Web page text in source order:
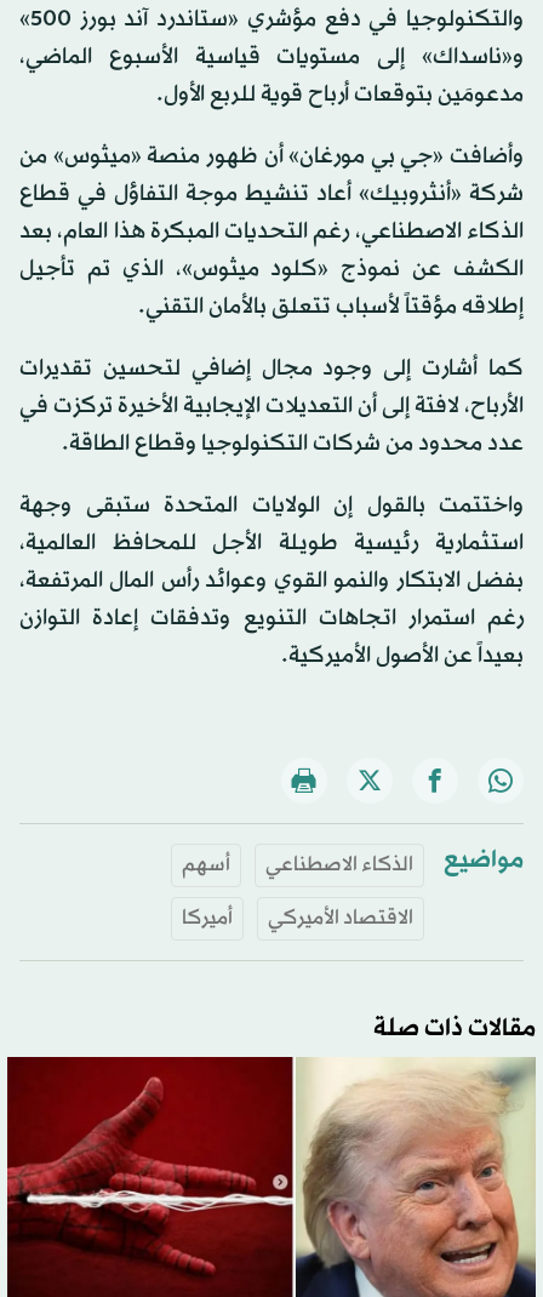
والتكنولوجيا في دفع مؤشري «ستاندرد آند بورز 500»
و«ناسداك» إلى مستويات قياسية الأسبوع الماضي،
مدعومَين بتوقعات أرباح قوية للربع الأول.
وأضافت «جي بي مورغان» أن ظهور منصة «ميثوس» من
شركة «أنثروبيك» أعاد تنشيط موجة التفاؤل في قطاع
الذكاء الاصطناعي، رغم التحديات المبكرة هذا العام، بعد
الكشف عن نموذج «كلود ميثوس»، الذي تم تأجيل
إطلاقه مؤقتاً لأسباب تتعلق بالأمان التقني.
كما أشارت إلى وجود مجال إضافي لتحسين تقديرات
الأرباح، لافتة إلى أن التعديلات الإيجابية الأخيرة تركزت في
عدد محدود من شركات التكنولوجيا وقطاع الطاقة.
واختتمت بالقول إن الولايات المتحدة ستبقى وجهة
استثمارية رئيسية طويلة الأجل للمحافظ العالمية،
بفضل الابتكار والنمو القوي وعوائد رأس المال المرتفعة،
رغم استمرار اتجاهات التنويع وتدفقات إعادة التوازن
بعيداً عن الأصول الأميركية.
مواضيع الذكاء الاصطناعي
أسهم
الاقتصاد الأميركي
أميركا
مقالات ذات صلة